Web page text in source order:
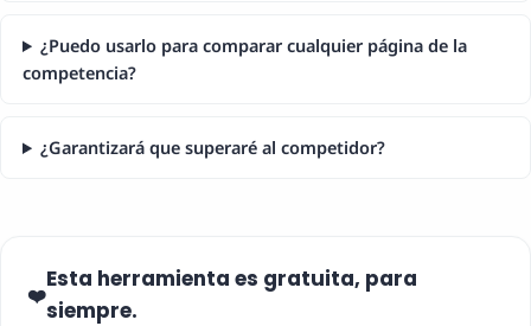
¿Puedo usarlo para comparar cualquier página de la
competencia?
¿Garantizará que superaré al competidor?
❤️
Esta herramienta es gratuita, para
siempre.